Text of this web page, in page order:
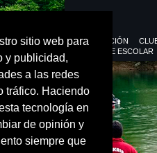
sitio web para
y publicidad,
a las redes
tráfico. Haciendo
tecnología en
de opinión y
siempre que
FEDERACIÓN
DEPORTE ESCOLAR